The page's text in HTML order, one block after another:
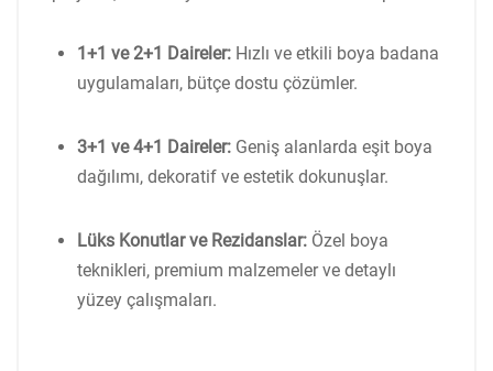
1+1 ve 2+1 Daireler: Hızlı ve etkili boya badana
uygulamaları, bütçe dostu çözümler.
3+1 ve 4+1 Daireler: Geniş alanlarda eşit boya
dağılımı, dekoratif ve estetik dokunuşlar.
Lüks Konutlar ve Rezidanslar: Özel boya
teknikleri, premium malzemeler ve detaylı
yüzey çalışmaları.